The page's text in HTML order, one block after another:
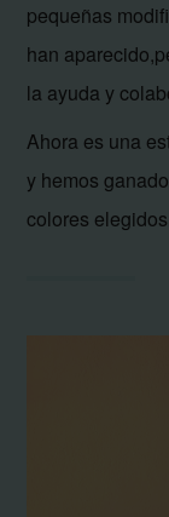
pequeñas
han
la ayuda y
Ahora es una
y hemos
colores